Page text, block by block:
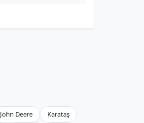
John Deere
Karataş